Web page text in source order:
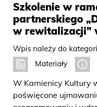
Szkolenie w
partnerskiego
w rewitalizacji”
Wpis należy do
Materiały
W Kamienicy Kultury
poświęcone